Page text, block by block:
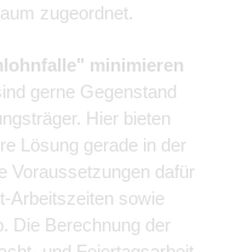
zugeordnet.
minimieren
gerne Gegenstand
Hier bieten
Lösung gerade in der
Voraussetzungen dafür
Arbeitszeiten sowie
Die Berechnung der